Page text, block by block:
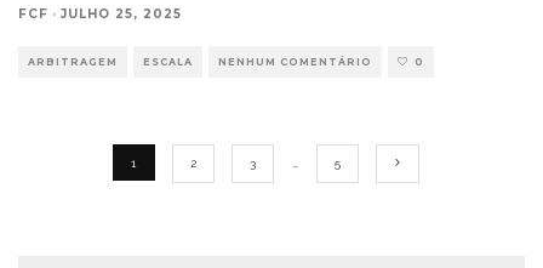
FCF · JULHO 25, 2025
ARBITRAGEM ESCALA NENHUM COMENTÁRIO 0
1 2 3 5